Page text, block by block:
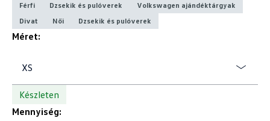
Férfi Dzsekik és pulóverek
Volkswagen ajándéktárgyak
Divat
Női Dzsekik és pulóverek
Méret:
XS
Készleten
Mennyiség: